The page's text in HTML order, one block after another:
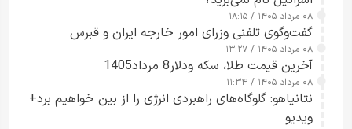
۰۸ مرداد ۱۴۰۵ / ۱۸:۱۵
گفت‌وگوی تلفنی وزرای امور خارجه ایران و قبرس
۰۸ مرداد ۱۴۰۵ / ۱۳:۲۷
آخرین قیمت طلا، سکه ودلار8 مرداد1405
۰۸ مرداد ۱۴۰۵ / ۱۱:۳۴
نتانیاهو: گلوگاه‌های راهبردی انرژی را از بین خواهیم برد+
ویدیو